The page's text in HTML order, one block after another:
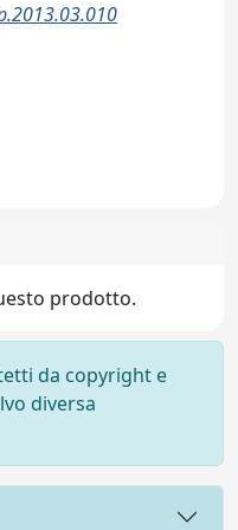
prodotto.
da copyright e
diversa